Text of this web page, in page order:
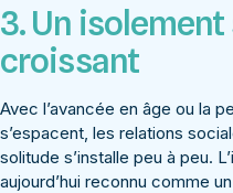
3. Un
croissant
Avec l’avancée en âge ou la
s’espacent, les relations
solitude s’installe peu à peu.
aujourd’hui reconnu comme